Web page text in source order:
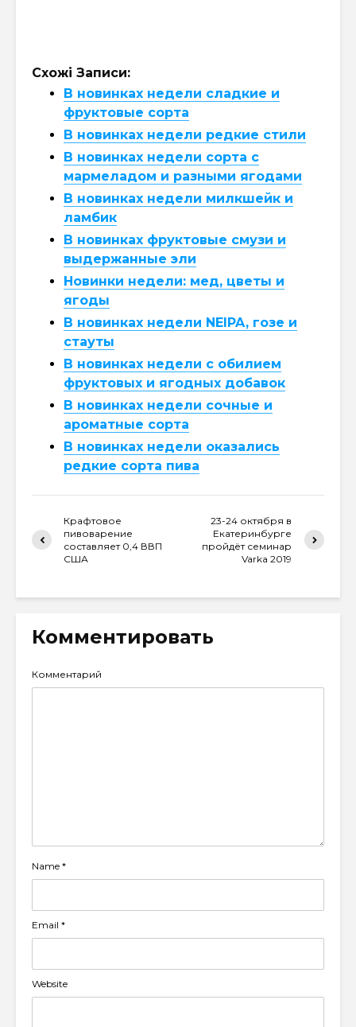
Схожі Записи:
В новинках недели сладкие и
фруктовые сорта
В новинках недели редкие стили
В новинках недели сорта с
мармеладом и разными ягодами
В новинках недели милкшейк и
ламбик
В новинках фруктовые смузи и
выдержанные эли
Новинки недели: мед, цветы и
ягоды
В новинках недели NEIPA, гозе и
стауты
В новинках недели с обилием
фруктовых и ягодных добавок
В новинках недели сочные и
ароматные сорта
В новинках недели оказались
редкие сорта пива
Крафтовое
пивоварение
составляет 0,4 ВВП
США
23-24 октября в
Екатеринбурге
пройдёт семинар
Varka 2019
Комментировать
Комментарий
Name *
Email *
Website